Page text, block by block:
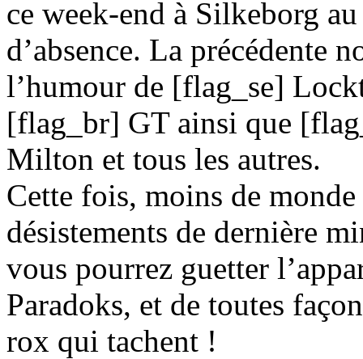
ce week-end à Silkeborg
d’absence. La précédente
l’humour de [flag_se]
[flag_br] GT ainsi que
Milton et tous les autres.
Cette fois, moins de
désistements de dernière
vous pourrez guetter
Paradoks, et de toutes
rox qui tachent !